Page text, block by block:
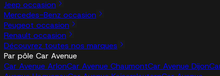
Jeep occasion
Mercedes-Benz occasion
Peugeot occasion
Renault occasion
Découvrez toutes nos marques
Par pôle Car Avenue
Car Avenue ArlonCar Avenue ChaumontCar Avenue Dijon